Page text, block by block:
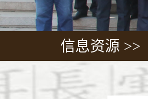
信息资源 >>